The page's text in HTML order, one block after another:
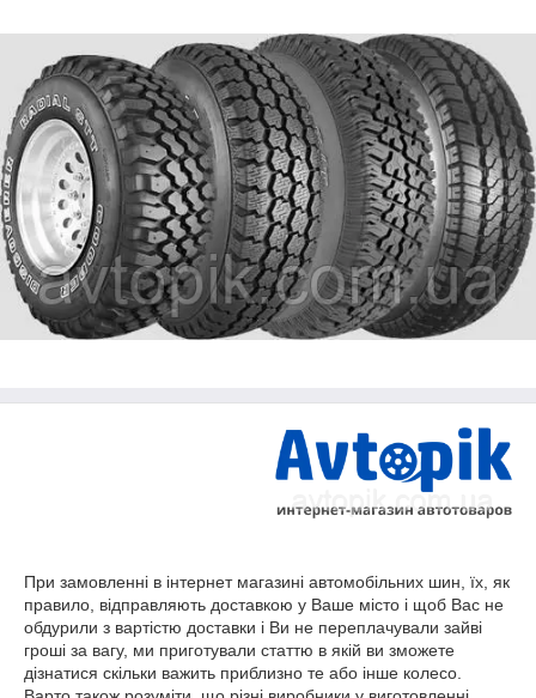
При замовленні в інтернет магазині автомобільних шин, їх, як
правило, відправляють доставкою у Ваше місто і щоб Вас не
обдурили з вартістю доставки і Ви не переплачували зайві
гроші за вагу, ми приготували статтю в якій ви зможете
дізнатися скільки важить приблизно те або інше колесо.